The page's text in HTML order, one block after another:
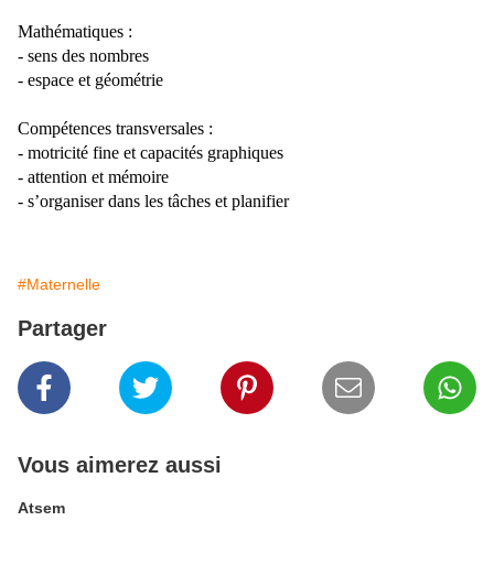
Mathématiques :
- sens des nombres
- espace et géométrie
Compétences transversales :
- motricité fine et capacités graphiques
- attention et mémoire
- s’organiser dans les tâches et planifier
#Maternelle
Partager
Vous aimerez aussi
Atsem